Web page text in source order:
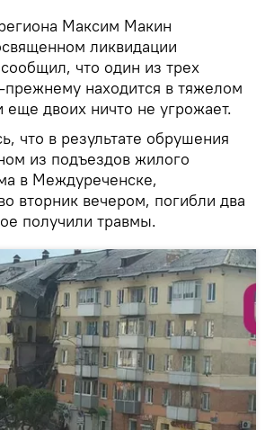
Максим Макин
ликвидации
что один из трех
находится в тяжелом
еще двоих ничто не угрожает.
что в результате обрушения
из подъездов жилого
в Междуреченске,
вторник вечером, погибли два
получили травмы.